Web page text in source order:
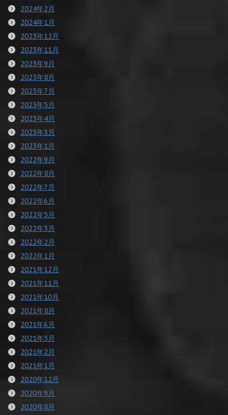
2024年2月
2024年1月
2023年12月
2023年11月
2023年9月
2023年8月
2023年7月
2023年5月
2023年4月
2023年3月
2023年1月
2022年9月
2022年8月
2022年7月
2022年6月
2022年5月
2022年3月
2022年2月
2022年1月
2021年12月
2021年11月
2021年10月
2021年8月
2021年6月
2021年5月
2021年2月
2021年1月
2020年12月
2020年9月
2020年8月